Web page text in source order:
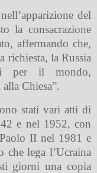
nell’apparizione del
la consacrazione
affermando che,
richiesta, la Russia
per il mondo,
Chiesa”.
stati vari atti di
e nel 1952, con
II nel 1981 e
che lega l’Ucraina
giorni una copia